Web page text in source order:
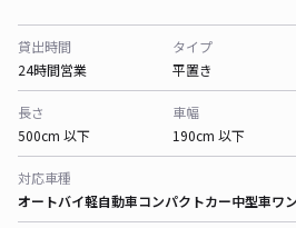
貸出時間
24時間営業
タイプ
平置き
長さ
500cm 以下
車幅
190cm 以下
対応車種
オートバイ軽自動車コンパクトカー中型車ワ